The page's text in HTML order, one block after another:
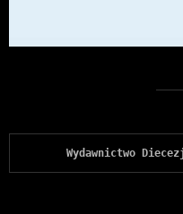
Wydawnictwo